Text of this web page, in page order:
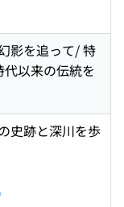
影を追って/ 特
以来の伝統を
史跡と深川を歩